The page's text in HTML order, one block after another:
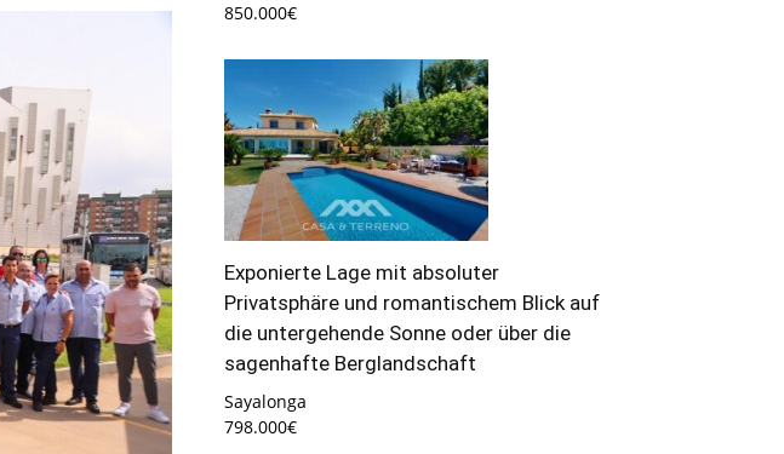
850.000€
Exponierte Lage mit absoluter
Privatsphäre und romantischem Blick auf
die untergehende Sonne oder über die
sagenhafte Berglandschaft
Sayalonga
798.000€